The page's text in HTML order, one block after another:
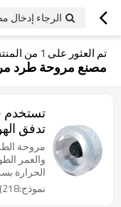
الرجاء إدخال
تم العثور على 1 من
مصنع مروحة طرد
تستخدم
Φ450 تخصيص
والعمر
الحرارة
نموذج:B4E450-160M-137/70 (218)